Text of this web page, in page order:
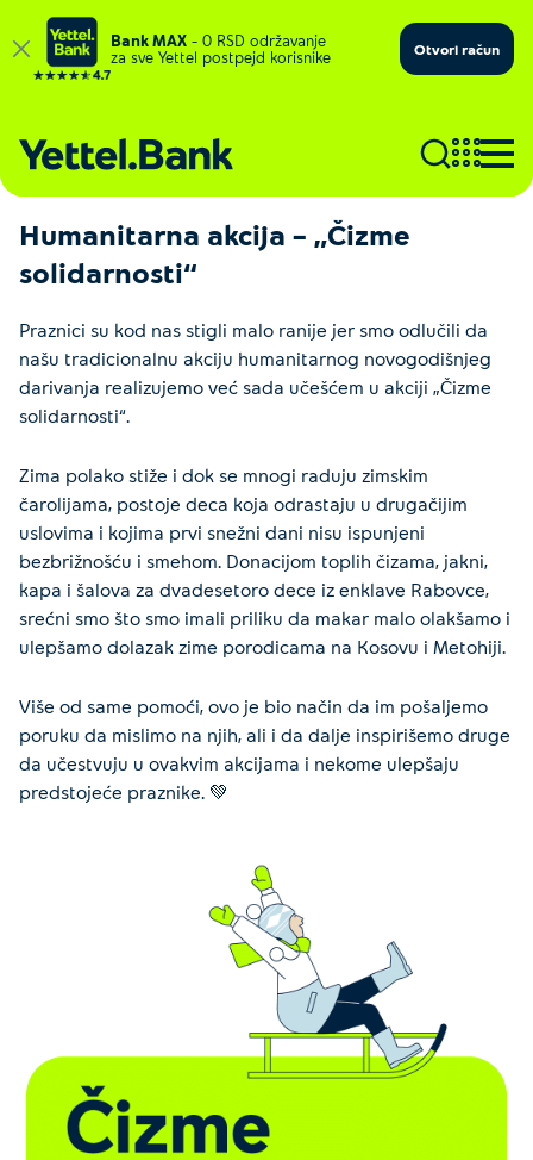
Bank MAX – 0 RSD održavanje
za sve Yettel postpejd korisnike
Otvori račun
Humanitarna akcija – „Čizme
solidarnosti“
Praznici su kod nas stigli malo ranije jer smo odlučili da
našu tradicionalnu akciju humanitarnog novogodišnjeg
darivanja realizujemo već sada učešćem u akciji „Čizme
solidarnosti“.
Zima polako stiže i dok se mnogi raduju zimskim
čarolijama, postoje deca koja odrastaju u drugačijim
uslovima i kojima prvi snežni dani nisu ispunjeni
bezbrižnošću i smehom. Donacijom toplih čizama, jakni,
kapa i šalova za dvadesetoro dece iz enklave Rabovce,
srećni smo što smo imali priliku da makar malo olakšamo i
ulepšamo dolazak zime porodicama na Kosovu i Metohiji.
Više od same pomoći, ovo je bio način da im pošaljemo
poruku da mislimo na njih, ali i da dalje inspirišemo druge
da učestvuju u ovakvim akcijama i nekome ulepšaju
predstojeće praznike. 💚